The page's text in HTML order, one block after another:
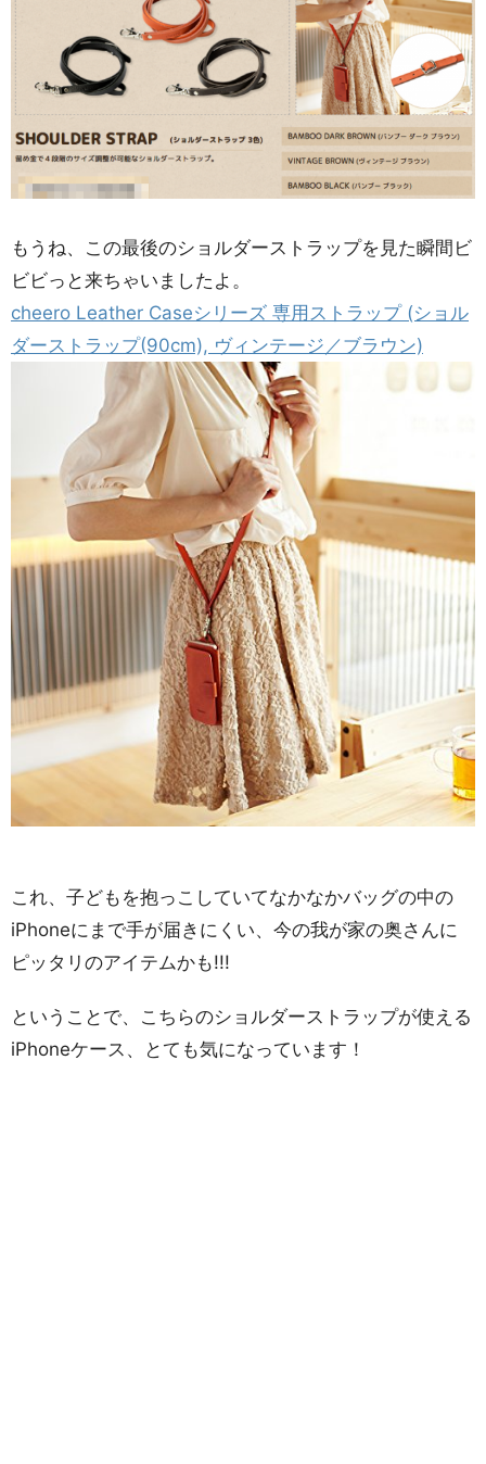
もうね、この最後のショルダーストラップを見た瞬間ビ
ビビっと来ちゃいましたよ。
cheero Leather Caseシリーズ 専用ストラップ (ショル
ダーストラップ(90cm), ヴィンテージ／ブラウン)
これ、子どもを抱っこしていてなかなかバッグの中の
iPhoneにまで手が届きにくい、今の我が家の奥さんに
ピッタリのアイテムかも!!!
ということで、こちらのショルダーストラップが使える
iPhoneケース、とても気になっています！